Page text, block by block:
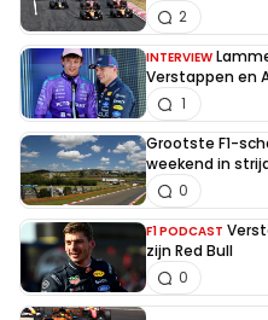
2
INTERVIEW
Verstappen en
1
Grootste F1-
weekend in
0
F1 PODCAST
zijn Red Bull
0